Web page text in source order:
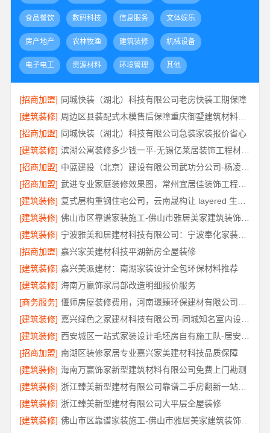
食品餐饮 数码科技 信息服务 文体娱乐
房产地产 农林牧渔 建筑装修 机械设备
电子电工 资源材料 环境管理 其他
[招商加盟] 同城快装（湖北）科技有限公司老房快装工期保障
[建筑装修]
周边区县装配式木模售后保障重庆御墅建筑材料有限公司
[招商加盟] 同城快装（湖北）科技有限公司急装家装报价省心
[建筑装修]
滨湖公寓装修多少钱一平-无锡亿莱居装饰工程材料有限公司
[招商加盟]
中蓝建投（北京）建设有限公司武功分公司-杨凌全包十大品牌
[招商加盟]
武进专业家庭装修效果图，常州宜居佳装饰工程有限公司精心打造
[建筑装修]
[建筑装修]
佛山市区靠谱家装施工-佛山市雅居美家建筑装饰工程有限公司
[建筑装修]
宁波雅美和居建材科技有限公司：宁波奉化家装装修线下门店地址
[招商加盟] 嘉兴家美建材科技平湖新房全屋装修
[建筑装修] 嘉兴美派建材：南湖家装设计全包环保材料推荐
[建筑装修] 海南万赢饰家局部改造明细报价服务
[商务服务]
[建筑装修]
嘉兴绿色之家建材科技有限公司-同城知名室内设计团队高端
[建筑装修]
[招商加盟] 南湖区装修家居专业嘉兴家美建材科技品质保障
[建筑装修] 海南万赢饰家新型建筑材料有限公司免费上门勘测
[建筑装修]
浙江臻美新型建材有限公司靠谱二手房翻新一站式急装
[建筑装修] 浙江臻美新型建材有限公司大平层全屋装修
[建筑装修]
佛山市区靠谱家装施工-佛山市雅居美家建筑装饰工程有限公司